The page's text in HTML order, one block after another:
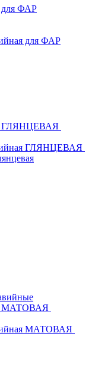
для ФАР
для ФАР
ГЛЯНЦЕВАЯ
ГЛЯНЦЕВАЯ
МАТОВАЯ
МАТОВАЯ